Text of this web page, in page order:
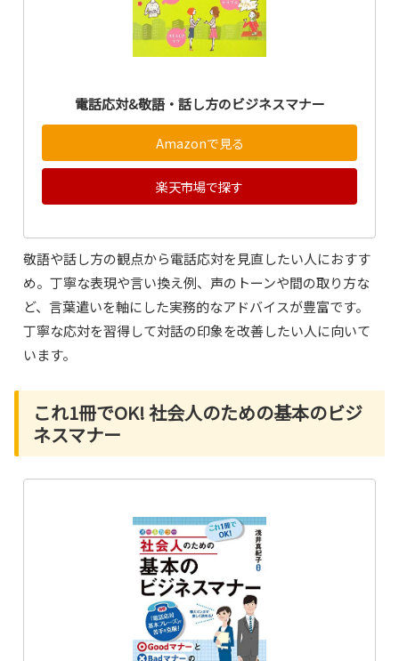
電話応対&敬語・話し方のビジネスマナー
Amazonで見る
楽天市場で探す
敬語や話し方の観点から電話応対を見直したい人におすす
め。丁寧な表現や言い換え例、声のトーンや間の取り方な
ど、言葉遣いを軸にした実務的なアドバイスが豊富です。
丁寧な応対を習得して対話の印象を改善したい人に向いて
います。
これ1冊でOK! 社会人のための基本のビジ
ネスマナー